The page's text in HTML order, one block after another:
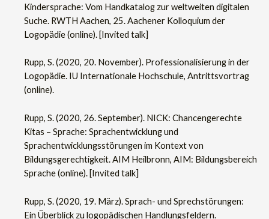
Kindersprache: Vom Handkatalog zur weltweiten digitalen
Suche. RWTH Aachen, 25. Aachener Kolloquium der
Logopädie (online). [Invited talk]
Rupp, S. (2020, 20. November). Professionalisierung in der
Logopädie. IU Internationale Hochschule, Antrittsvortrag
(online).
Rupp, S. (2020, 26. September). NICK: Chancengerechte
Kitas – Sprache: Sprachentwicklung und
Sprachentwicklungsstörungen im Kontext von
Bildungsgerechtigkeit. AIM Heilbronn, AIM: Bildungsbereich
Sprache (online). [Invited talk]
Rupp, S. (2020, 19. März). Sprach- und Sprechstörungen:
Ein Überblick zu logopädischen Handlungsfeldern.